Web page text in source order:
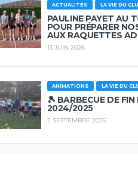
ACTUALITÉS LA VIE DU
PAULINE PAYET AU
POUR PRÉPARER
AUX RAQUETTES
13 JUIN 2026
ANIMATIONS LA VIE DU
🎾 BARBECUE DE
2024/2025
2 SEPTEMBRE 2025